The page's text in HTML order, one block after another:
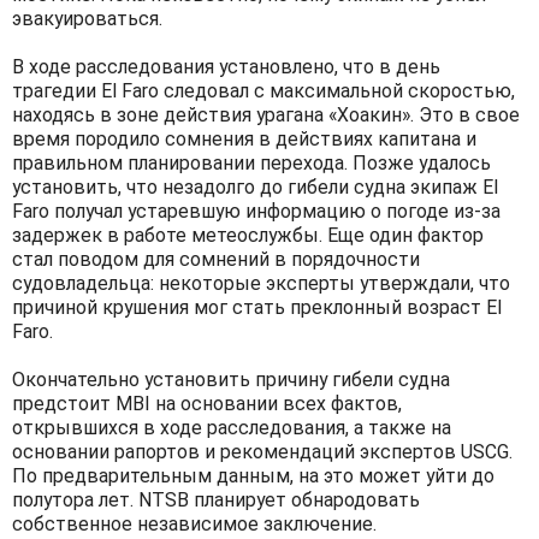
эвакуироваться.
В ходе расследования установлено, что в день
трагедии El Faro следовал с максимальной скоростью,
находясь в зоне действия урагана «Хоакин». Это в свое
время породило сомнения в действиях капитана и
правильном планировании перехода. Позже удалось
установить, что незадолго до гибели судна экипаж El
Faro получал устаревшую информацию о погоде из-за
задержек в работе метеослужбы. Еще один фактор
стал поводом для сомнений в порядочности
судовладельца: некоторые эксперты утверждали, что
причиной крушения мог стать преклонный возраст El
Faro.
Окончательно установить причину гибели судна
предстоит MBI на основании всех фактов,
открывшихся в ходе расследования, а также на
основании рапортов и рекомендаций экспертов USCG.
По предварительным данным, на это может уйти до
полутора лет. NTSB планирует обнародовать
собственное независимое заключение.